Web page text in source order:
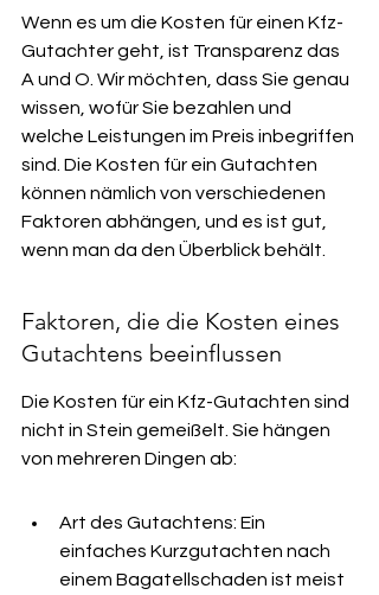
Wenn es um die Kosten für einen Kfz-
Gutachter geht, ist Transparenz das
A und O. Wir möchten, dass Sie genau
wissen, wofür Sie bezahlen und
welche Leistungen im Preis inbegriffen
sind. Die Kosten für ein Gutachten
können nämlich von verschiedenen
Faktoren abhängen, und es ist gut,
wenn man da den Überblick behält.
Faktoren, die die Kosten eines
Gutachtens beeinflussen
Die Kosten für ein Kfz-Gutachten sind
nicht in Stein gemeißelt. Sie hängen
von mehreren Dingen ab:
Art des Gutachtens: Ein
einfaches Kurzgutachten nach
einem Bagatellschaden ist meist